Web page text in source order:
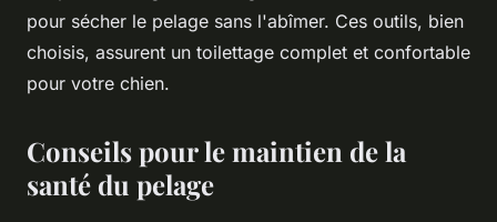
pour sécher le pelage sans l'abîmer. Ces outils, bien
choisis, assurent un toilettage complet et confortable
pour votre chien.
Conseils pour le maintien de la
santé du pelage